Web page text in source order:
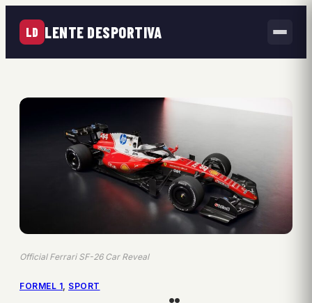
LD LENTE DESPORTIVA
Official Ferrari SF-26 Car Reveal
FORMEL 1, SPORT